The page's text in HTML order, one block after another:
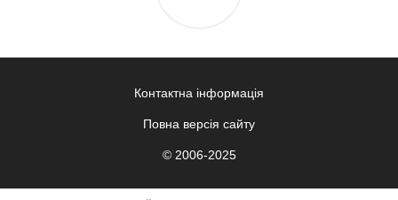
Контактна інформація
Повна версія сайту
© 2006-2025